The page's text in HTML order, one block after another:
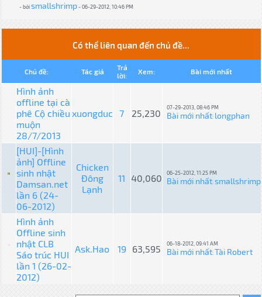
- bởismallshrimp- 06-29-2012, 10:46 PM
Có thể liên quan đến chủ đề...
Chủ đề: Tác giả
Trả
lời:
Xem: Bài mới nhất
Hình ảnh
offline tại cà
phê Cộ chiều
muộn
28/7/2013
xuongduc 7 25,230
07-29-2013, 08:46 PM
Bài mới nhất: longphan
[HUI]-[Hình
ảnh] Offline
sinh nhật
Damsan.net
lần 6 (24-
06-2012)
Chicken
Đông
Lạnh
11 40,060 06-25-2012, 11:25 PM
Bài mới nhất:smallshrimp
Hình ảnh
Offline sinh
nhật CLB
Sáo trúc HUI
lần 1 (26-02-
2012)
Ask.Hao 19 63,595 06-18-2012, 09:41 AM
Bài mới nhất:Tài Robert